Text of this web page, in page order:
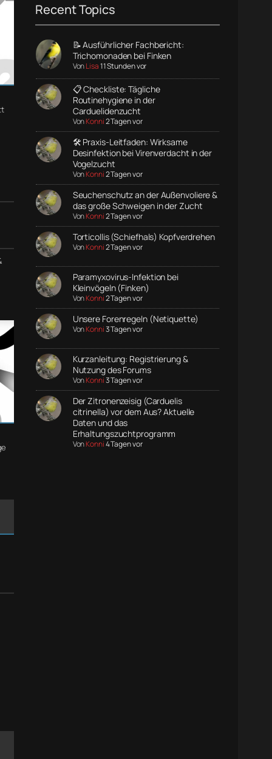
Recent Topics
📝 Ausführlicher Fachbericht:
Trichomonaden bei Finken
VonLisa11 Stunden vor
📋 Checkliste: Tägliche
Routinehygiene in der
Carduelidenzucht
VonKonni2 Tagen vor
🛠️ Praxis-Leitfaden: Wirksame
Desinfektion bei Virenverdacht in der
Vogelzucht
VonKonni2 Tagen vor
Seuchenschutz an der Außenvoliere &
das große Schweigen in der Zucht
VonKonni2 Tagen vor
Torticollis (Schiefhals) Kopfverdrehen
VonKonni2 Tagen vor
Paramyxovirus-Infektion bei
Kleinvögeln (Finken)
VonKonni2 Tagen vor
Unsere Forenregeln (Netiquette)
VonKonni3 Tagen vor
Kurzanleitung: Registrierung &
Nutzung des Forums
VonKonni3 Tagen vor
Der Zitronenzeisig (Carduelis
citrinella) vor dem Aus? Aktuelle
Daten und das
Erhaltungszuchtprogramm
VonKonni4 Tagen vor